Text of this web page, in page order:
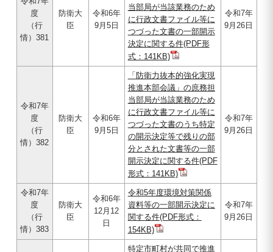
度
（行
情）381
防衛大
臣
令和6年
9月5日
当部局が当該業務のため
に行政文書ファイル等に
つづった文書の一部開示
決定に関する件(PDF形
式：141KB)
令和7年
9月26日
令和7年
度
（行
情）382
防衛大
臣
令和6年
9月5日
「防衛力抜本的強化実現
推進本部会議」の庶務担
当部局が当該業務のため
に行政文書ファイル等に
つづった文書のうち特定
の開示決定等で残りの部
分とされた文書等の一部
開示決定に関する件(PDF
形式：141KB)
令和7年
9月26日
令和7年
度
（行
情）383
防衛大
臣
令和6年
12月12
日
令和5年度環境対策関係
資料等の一部開示決定に
関する件(PDF形式：
154KB)
令和7年
9月26日
特定市町村が共同で推進